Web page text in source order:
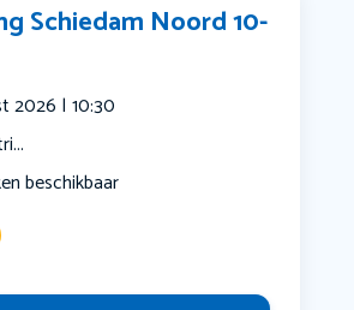
Schiedam Noord 10-
2026 | 10:30
beschikbaar